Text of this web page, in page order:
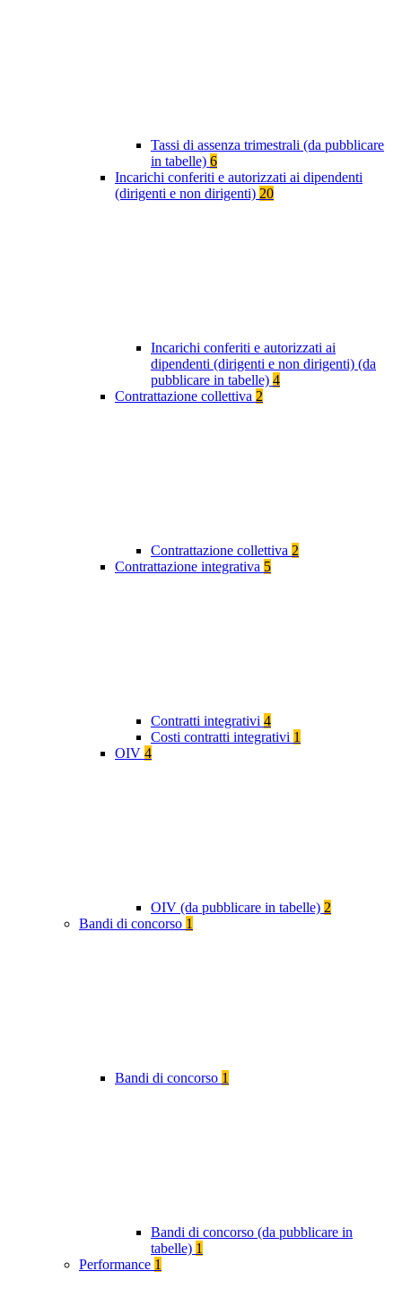
Tassi di assenza trimestrali (da pubblicare
in tabelle) 6
Incarichi conferiti e autorizzati ai dipendenti
(dirigenti e non dirigenti) 20
Incarichi conferiti e autorizzati ai
dipendenti (dirigenti e non dirigenti) (da
pubblicare in tabelle) 4
Contrattazione collettiva 2
Contrattazione collettiva 2
Contrattazione integrativa 5
Contratti integrativi 4
Costi contratti integrativi 1
OIV 4
OIV (da pubblicare in tabelle) 2
Bandi di concorso 1
Bandi di concorso 1
Bandi di concorso (da pubblicare in
tabelle) 1
Performance 1